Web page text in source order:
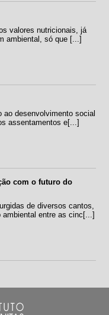
valores nutricionais, já
ambiental, só que [...]
desenvolvimento social
assentamentos e[...]
com o futuro do
de diversos cantos,
entre as cinc[...]